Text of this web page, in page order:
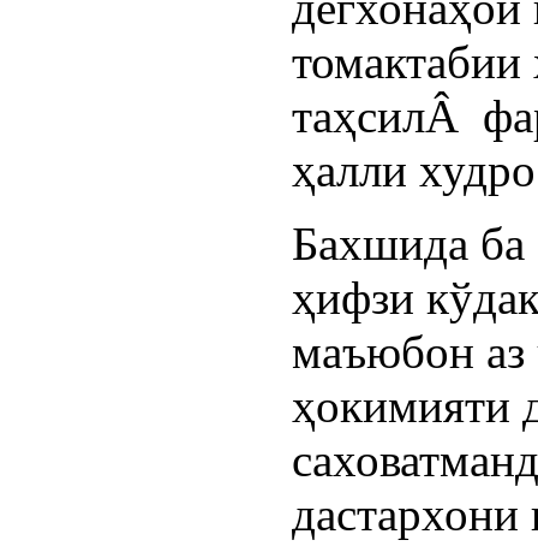
таҳсилÂ
ҳалли
Бахшида ба
ҳифзи
маъюбон
ҳокимияти